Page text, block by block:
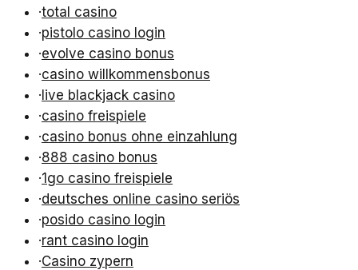
·total casino
·pistolo casino login
·evolve casino bonus
·casino willkommensbonus
·live blackjack casino
·casino freispiele
·casino bonus ohne einzahlung
·888 casino bonus
·1go casino freispiele
·deutsches online casino seriös
·posido casino login
·rant casino login
·Casino zypern